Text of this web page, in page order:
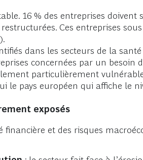
16 % des entreprises
Ces entreprises
dans les secteurs de la
concernées par un
particulièrement
le pays européen qui affiche le
exposés
financière et des risques